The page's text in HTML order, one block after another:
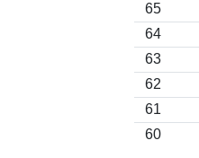
65
64
63
62
61
60